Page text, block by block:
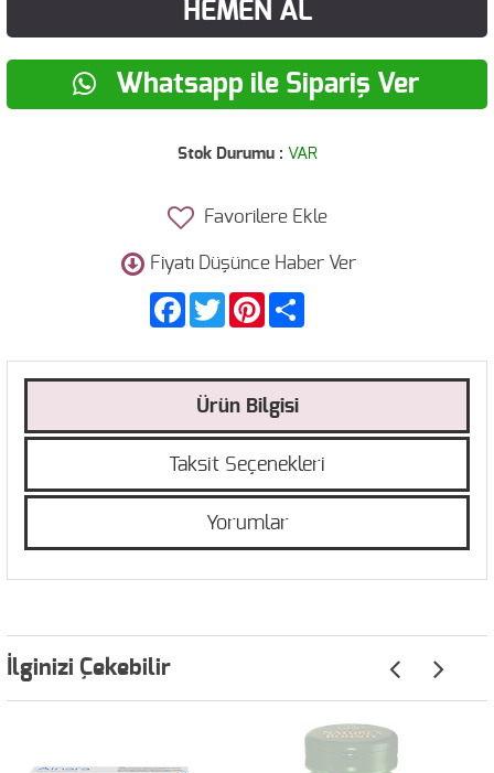
HEMEN AL
Whatsapp ile Sipariş Ver
Stok Durumu : VAR
Favorilere Ekle
Fiyatı Düşünce Haber Ver
FacebookTwitter Pinterest
Ürün Bilgisi
Taksit Seçenekleri
Yorumlar
İlginizi Çekebilir